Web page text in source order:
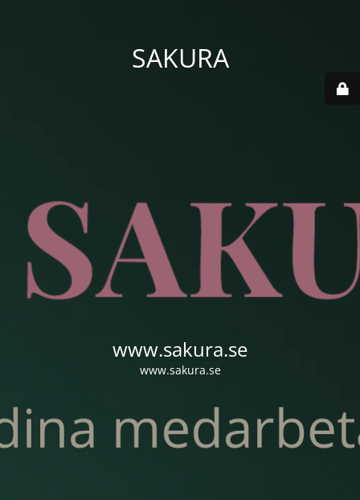
SAKURA
www.sakura.se
www.sakura.se